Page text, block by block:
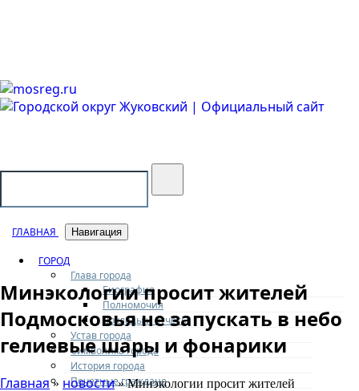
ГЛАВНАЯ Навигация
ГОРОД
Глава города
Биография
Полномочия
Доклады и отчеты
Устав города
Символика города
История города
Почетные граждане
Минэкологии просит жителей
Подмосковья не запускать в небо
гелиевые шары и фонарики
Главная» новости» Минэкологии просит жителей